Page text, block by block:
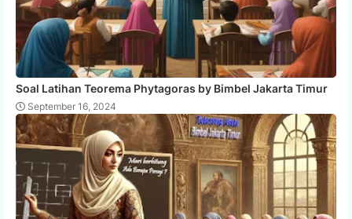
Soal Latihan Teorema Phytagoras by Bimbel Jakarta Timur
September 16, 2024